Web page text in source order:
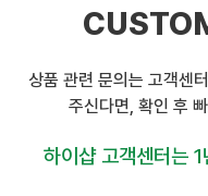
상품 관련 문의는 고객센
주신다면, 확인 후
하이샵 고객센터는